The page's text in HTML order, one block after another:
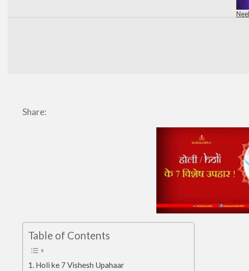
Share:
Table of Contents
Holi ke 7 Vishesh Upahaar